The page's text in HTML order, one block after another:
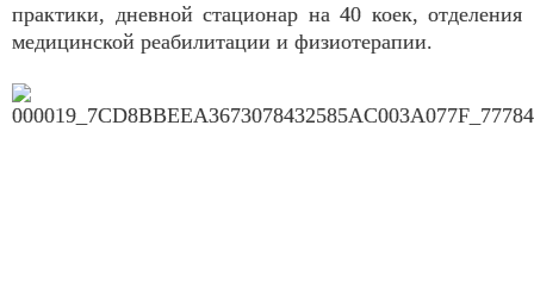
практики, дневной стационар на 40 коек, отделения
медицинской реабилитации и физиотерапии.